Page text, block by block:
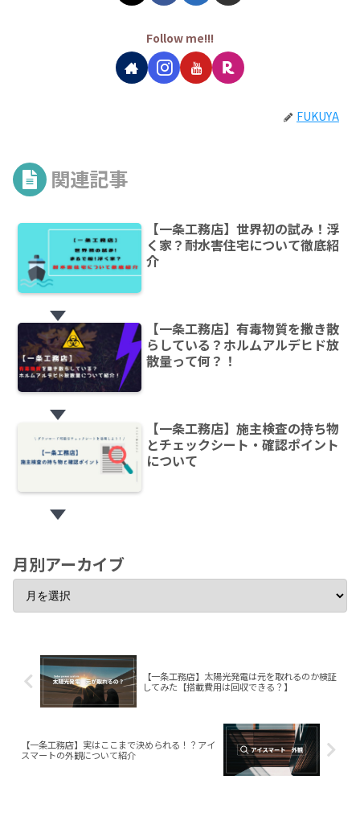
Follow me!!!
FUKUYA
関連記事
【一条工務店】世界初の試み！浮
く家？耐水害住宅について徹底紹
介
【一条工務店】有毒物質を撒き散
らしている？ホルムアルデヒド放
散量って何？！
【一条工務店】施主検査の持ち物
とチェックシート・確認ポイント
について
月別アーカイブ
【一条工務店】太陽光発電は元を取れるのか検証
してみた【搭載費用は回収できる？】
【一条工務店】実はここまで決められる！？アイ
スマートの外観について紹介